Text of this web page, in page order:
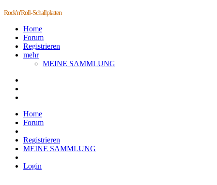
Rock'n'Roll-Schallplatten
Home
Forum
Registrieren
mehr
MEINE SAMMLUNG
Home
Forum
Registrieren
MEINE SAMMLUNG
Login